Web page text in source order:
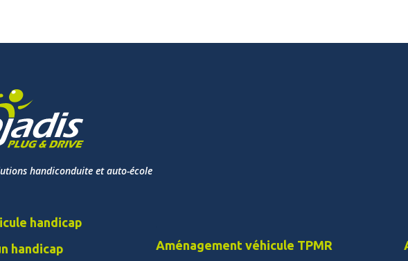
handiconduite et auto-école
handicap
handicap
Aménagement véhicule TPMR